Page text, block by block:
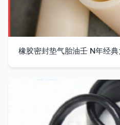
橡胶密封垫气胎油壬 N年经